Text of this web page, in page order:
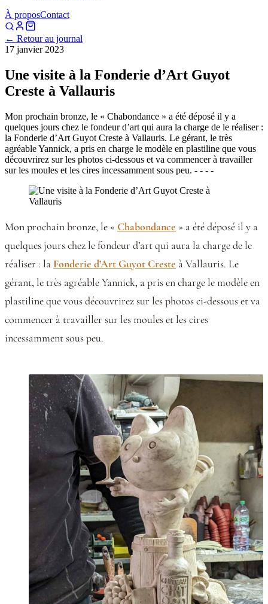
À proposContact
← Retour au journal
17 janvier 2023
Une visite à la Fonderie d’Art Guyot
Creste à Vallauris
Mon prochain bronze, le « Chabondance » a été déposé il y a
quelques jours chez le fondeur d’art qui aura la charge de le réaliser :
la Fonderie d’Art Guyot Creste à Vallauris. Le gérant, le très
agréable Yannick, a pris en charge le modèle en plastiline que vous
découvrirez sur les photos ci-dessous et va commencer à travailler
sur les moules et les cires incessamment sous peu. - - - -
Mon prochain bronze, le « Chabondance » a été déposé il y a
quelques jours chez le fondeur d’art qui aura la charge de le
réaliser : la Fonderie d’Art Guyot Creste à Vallauris. Le
gérant, le très agréable Yannick, a pris en charge le modèle en
plastiline que vous découvrirez sur les photos ci-dessous et va
commencer à travailler sur les moules et les cires
incessamment sous peu.